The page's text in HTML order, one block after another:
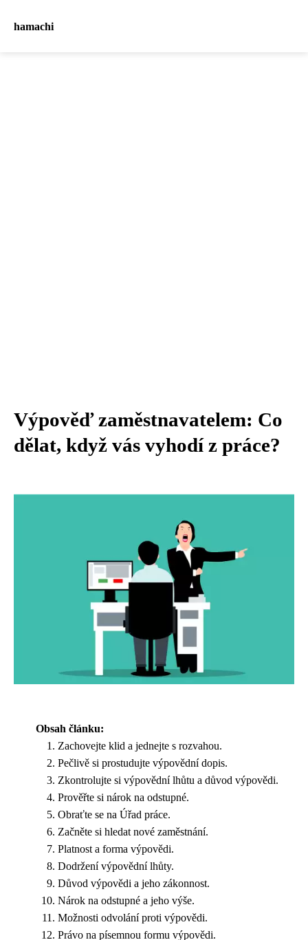
hamachi
Výpověď zaměstnavatelem: Co
dělat, když vás vyhodí z práce?
Obsah článku:
Zachovejte klid a jednejte s rozvahou.
Pečlivě si prostudujte výpovědní dopis.
Zkontrolujte si výpovědní lhůtu a důvod výpovědi.
Prověřte si nárok na odstupné.
Obraťte se na Úřad práce.
Začněte si hledat nové zaměstnání.
Platnost a forma výpovědi.
Dodržení výpovědní lhůty.
Důvod výpovědi a jeho zákonnost.
Nárok na odstupné a jeho výše.
Možnosti odvolání proti výpovědi.
Právo na písemnou formu výpovědi.